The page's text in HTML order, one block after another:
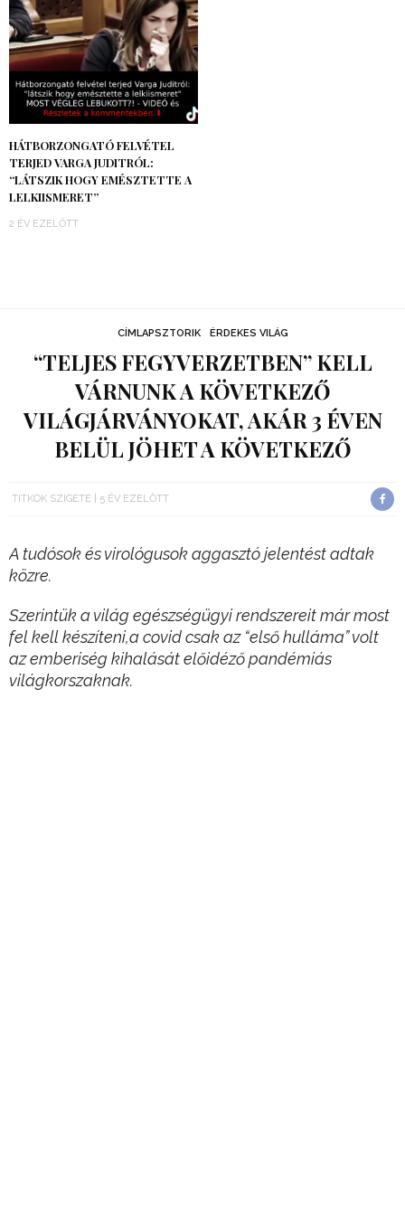
HÁTBORZONGATÓ FELVÉTEL
TERJED VARGA JUDITRÓL:
“LÁTSZIK HOGY EMÉSZTETTE A
LELKIISMERET”
2 ÉV EZELŐTT
CÍMLAPSZTORIK ÉRDEKES VILÁG
“TELJES FEGYVERZETBEN” KELL
VÁRNUNK A KÖVETKEZŐ
VILÁGJÁRVÁNYOKAT, AKÁR 3 ÉVEN
BELÜL JÖHET A KÖVETKEZŐ
TITKOK SZIGETE 5 ÉV EZELŐTT
A tudósok és virológusok aggasztó jelentést adtak
közre.
Szerintük a világ egészségügyi rendszereit már most
fel kell készíteni,a covid csak az “első hulláma” volt
az emberiség kihalását előidéző pandémiás
világkorszaknak.